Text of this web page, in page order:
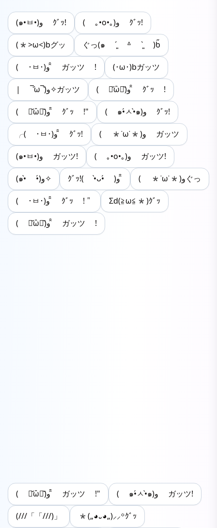
(๑•ㅂ•)و ｸﾞｯ! ( ｡•o•｡)و ｸﾞｯ!
(*>ω<)bグッ ぐっ(๑ ˊ͈ ᐞ ˋ͈ )ƅ̋
( ･ㅂ･)و ̑̑ ガッツ ! (･ω･)bガッツ
| ‾᷄ω‾᷅)و✧ガッツ ( ･᷄ὢ･᷅)و ̑̑ ｸﾞｯ !
( ･᷄ὢ･᷅)و ̑̑ ｸﾞｯ !" ( ๑•́ㅅ•̀๑)و ｸﾞｯ!
╭( ･ㅂ･)و ̑̑ ｸﾞｯ! ( *˙ω˙*)و ガッツ
(๑•ㅂ•)و ガッツ! ( ｡•o•｡)و ガッツ!
(๑•̀ •́)و✧ ｸﾞｯ!( •̀ᴗ•́ )و ̑̑ ( *˙ω˙*)وぐっ
( ･ㅂ･)و ̑̑ ｸﾞｯ !＂ Σd(≧ω≦*)ｸﾞｯ
( ･᷄ὢ･᷅)و ̑̑ ガッツ !
( ･᷄ὢ･᷅)و ̑̑ ガッツ !" ( ๑•́ㅅ•̀๑)و ガッツ!
(///「「///)」 *(„◕᎑◕„)⸝⸝꙳ｸﾞｯ